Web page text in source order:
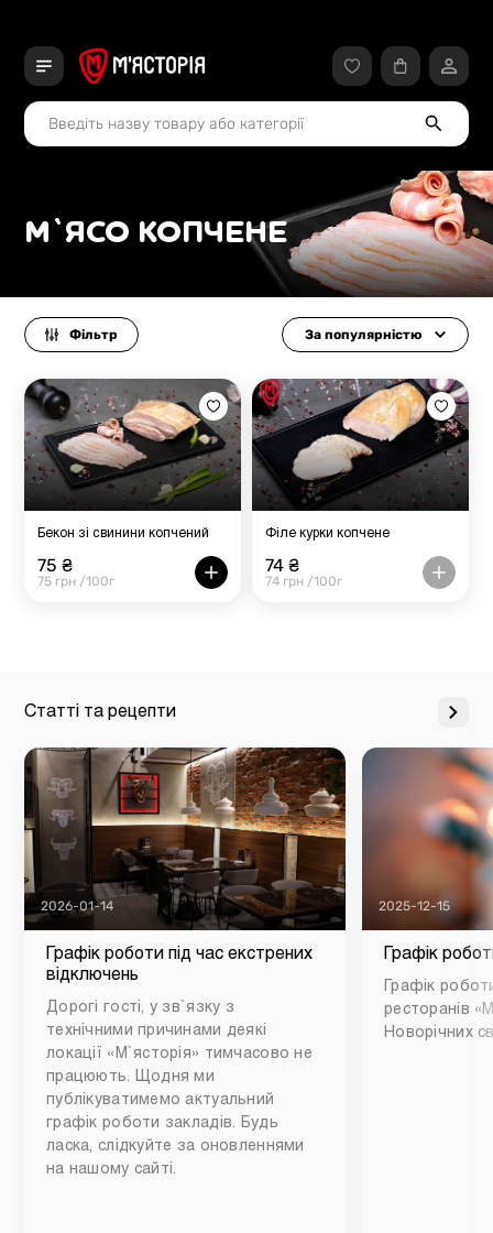
М`ЯСО КОПЧЕНЕ
Фільтр За популярністю
Бекон зі свинини копчений
75 ₴
75 грн /100г
Філе курки копчене
74 ₴
74 грн /100г
Статті та рецепти
2026-01-14
Графік роботи під час екстрених
відключень
Дорогі гості, у зв`язку з
технічними причинами деякі
локації «М`ясторія» тимчасово не
працюють. Щодня ми
публікуватимемо актуальний
графік роботи закладів. Будь
ласка, слідкуйте за оновленнями
на нашому сайті.
2025-12-15
Графік
Графік
ресторанів
Новорічних